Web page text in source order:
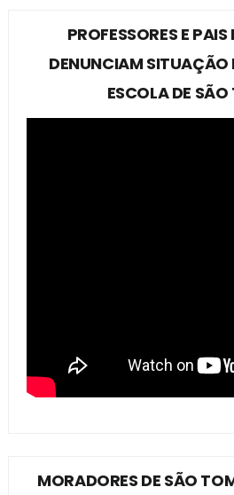
PROFESSORES E
DENUNCIAM SITUAÇÃO
ESCOLA DE SÃO
MORADORES DE SÃO